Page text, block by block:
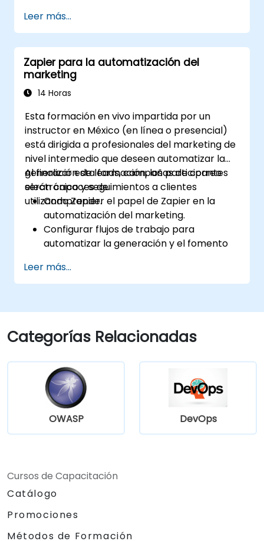
automatización.
Optimizar los flujos de trabajo de
marketing y ventas.
Leer más...
Zapier para la automatización del
marketing
14 Horas
Esta formación en vivo impartida por un
instructor en México (en línea o presencial)
está dirigida a profesionales del marketing de
nivel intermedio que deseen automatizar la
generación de leads, campañas de correo
electrónico y seguimientos a clientes
utilizando Zapier.
Al finalizar esta formación, los participantes
serán capaces de:
Comprender el papel de Zapier en la
automatización del marketing.
Configurar flujos de trabajo para
automatizar la generación y el fomento
Integrar herramientas de marketing
como CRMs, plataformas de correo
Optimizar y solucionar problemas en los
flujos de trabajo automatizados para
lograr la máxima eficiencia.
Leer más...
Categorías Relacionadas
OWASP DevOps
Cursos de Capacitación
Catálogo
Promociones
Métodos de Formación